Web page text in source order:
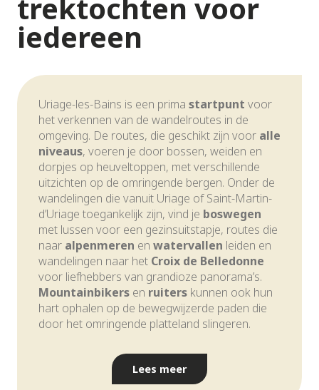
trektochten voor
iedereen
Uriage-les-Bains is een prima startpunt voor
het verkennen van de wandelroutes in de
omgeving. De routes, die geschikt zijn voor alle
niveaus, voeren je door bossen, weiden en
dorpjes op heuveltoppen, met verschillende
uitzichten op de omringende bergen. Onder de
wandelingen die vanuit Uriage of Saint-Martin-
d’Uriage toegankelijk zijn, vind je boswegen
met lussen voor een gezinsuitstapje, routes die
naar alpenmeren en watervallen leiden en
wandelingen naar het Croix de Belledonne
voor liefhebbers van grandioze panorama’s.
Mountainbikers en ruiters kunnen ook hun
hart ophalen op de bewegwijzerde paden die
door het omringende platteland slingeren.
Lees meer